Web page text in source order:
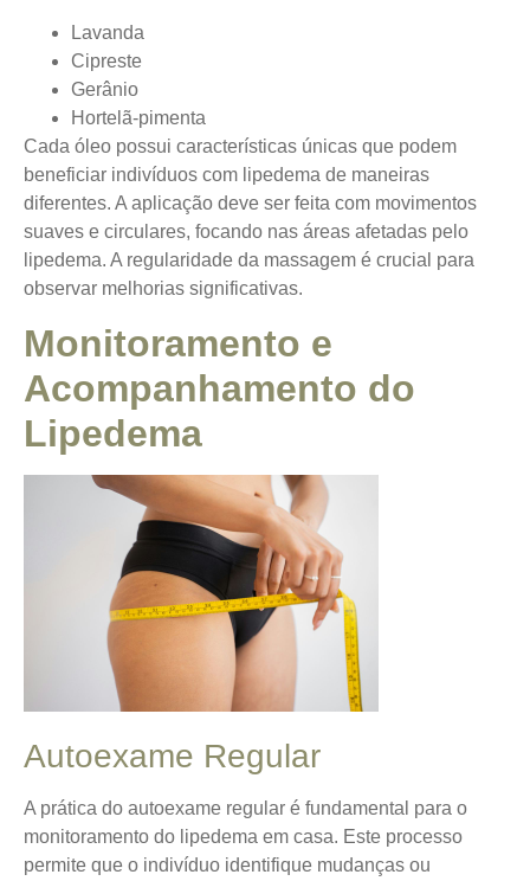
Lavanda
Cipreste
Gerânio
Hortelã-pimenta
Cada óleo possui características únicas que podem
beneficiar indivíduos com lipedema de maneiras
diferentes. A aplicação deve ser feita com movimentos
suaves e circulares, focando nas áreas afetadas pelo
lipedema. A regularidade da massagem é crucial para
observar melhorias significativas.
Monitoramento e
Acompanhamento do
Lipedema
Autoexame Regular
A prática do autoexame regular é fundamental para o
monitoramento do lipedema em casa. Este processo
permite que o indivíduo identifique mudanças ou